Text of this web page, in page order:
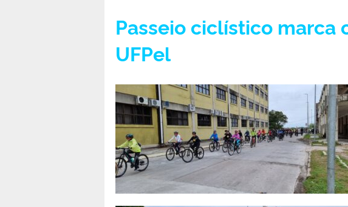
Passeio ciclístico marca
UFPel